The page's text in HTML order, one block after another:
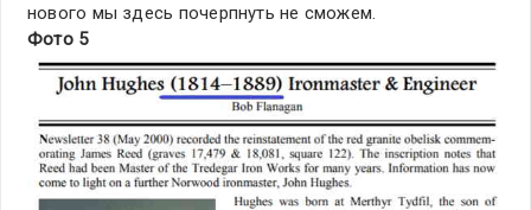
нового мы здесь почерпнуть не сможем.
Фото 5